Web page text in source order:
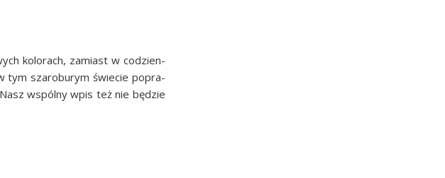
kolo­rach, zamiast w codzien­
tym sza­ro­bu­rym świe­cie popra­
wspól­ny wpis też nie będzie